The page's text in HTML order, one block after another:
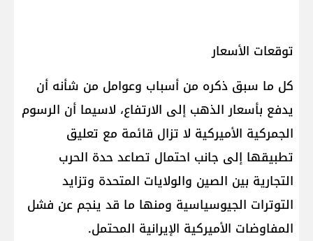
توقعات الأسعار
كل ما سبق ذكره من أسباب وعوامل من شأنه أن
يدفع بأسعار الذهب إلى الارتفاع، لاسيما أن الرسوم
الجمركية الأميركية لا تزال قائمة مع تعليق
تطبيقها إلى جانب احتمال تصاعد حدة الحرب
التجارية بين الصين والولايات المتحدة وتزايد
التوترات الجيوسياسية ومنها ما قد ينجم عن فشل
المفاوضات الأميركية الإيرانية المحتمل.